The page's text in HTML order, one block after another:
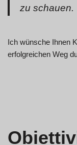
zu schauen.
Ich wünsche Ihnen
erfolgreichen Weg